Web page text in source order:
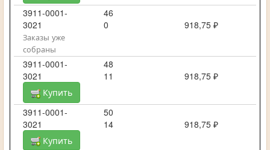
3911-0001-
3021
46
0
918,75 ₽
Заказы уже
собраны
3911-0001-
3021
48
11
918,75 ₽
Купить
3911-0001-
3021
50
14
918,75 ₽
Купить